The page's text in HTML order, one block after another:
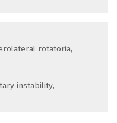
rotatoria
instability